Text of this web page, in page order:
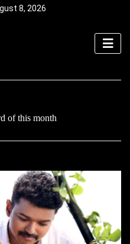
8, 2026
of this month